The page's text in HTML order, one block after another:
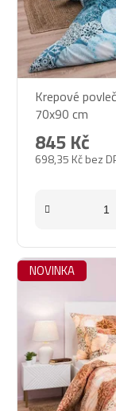
Krepové
70x90 cm
698,35 Kč bez
845 Kč
NOVINKA